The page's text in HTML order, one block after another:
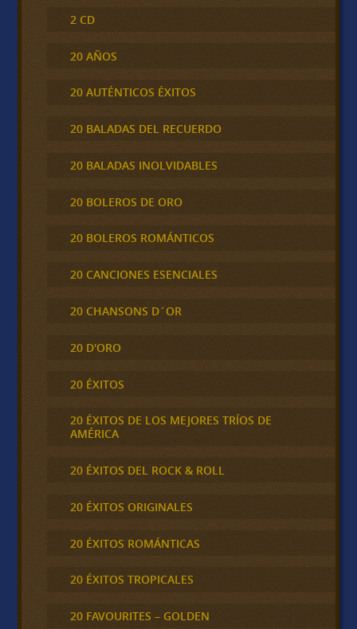
2 CD
20 AÑOS
20 AUTÉNTICOS ÉXITOS
20 BALADAS DEL RECUERDO
20 BALADAS INOLVIDABLES
20 BOLEROS DE ORO
20 BOLEROS ROMÁNTICOS
20 CANCIONES ESENCIALES
20 CHANSONS D´OR
20 D'ORO
20 ÉXITOS
20 ÉXITOS DE LOS MEJORES TRÍOS DE
AMÉRICA
20 ÉXITOS DEL ROCK & ROLL
20 ÉXITOS ORIGINALES
20 ÉXITOS ROMÁNTICAS
20 ÉXITOS TROPICALES
20 FAVOURITES – GOLDEN